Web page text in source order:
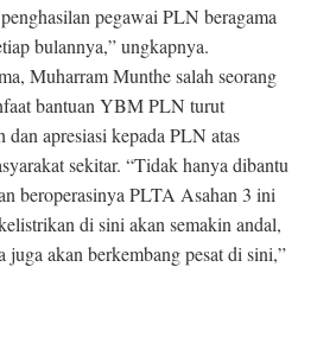
pegawai PLN beragama
bulannya,” ungkapnya.
Muharram Munthe salah seorang
bantuan YBM PLN turut
dan apresiasi kepada PLN atas
sekitar. “Tidak hanya dibantu
beroperasinya PLTA Asahan 3 ini
di sini akan semakin andal,
juga akan berkembang pesat di sini,”